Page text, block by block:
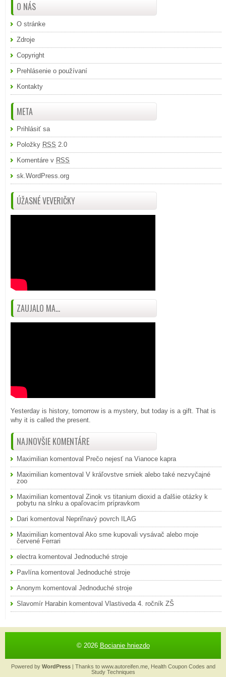
O NÁS
O stránke
Zdroje
Copyright
Prehlásenie o používaní
Kontakty
META
Prihlásiť sa
Položky RSS 2.0
Komentáre v RSS
sk.WordPress.org
ÚŽASNÉ VEVERIČKY
ZAUJALO MA...
Yesterday is history, tomorrow is a mystery, but today is a gift. That is
why it is called the present.
NAJNOVŠIE KOMENTÁRE
Maximilian komentoval Prečo nejesť na Vianoce kapra
Maximilian komentoval V kráľovstve srniek alebo také nezvyčajné
zoo
Maximilian komentoval Zinok vs titanium dioxid a ďalšie otázky k
pobytu na slnku a opaľovacím prípravkom
Dari komentoval Nepriľnavý povrch ILAG
Maximilian komentoval Ako sme kupovali vysávač alebo moje
červené Ferrari
electrakomentoval Jednoduché stroje
Pavlínakomentoval Jednoduché stroje
Anonym komentoval Jednoduché stroje
Slavomír Harabin komentoval Vlastiveda 4. ročník ZŠ
© 2026 Bocianie hniezdo
Powered by WordPress| Thanks to www.autoreifen.me, Health Coupon Codes and
Study Techniques